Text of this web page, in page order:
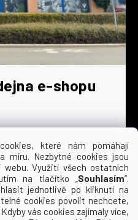
které nám pomáhají
míru. Nezbytné cookies jsou
Využití všech ostatních
na tlačítko „Souhlasím“.
jednotlivě po kliknutí na
cookies povolit nechcete,
Kdyby vás cookies zajímaly více,
e-shopu